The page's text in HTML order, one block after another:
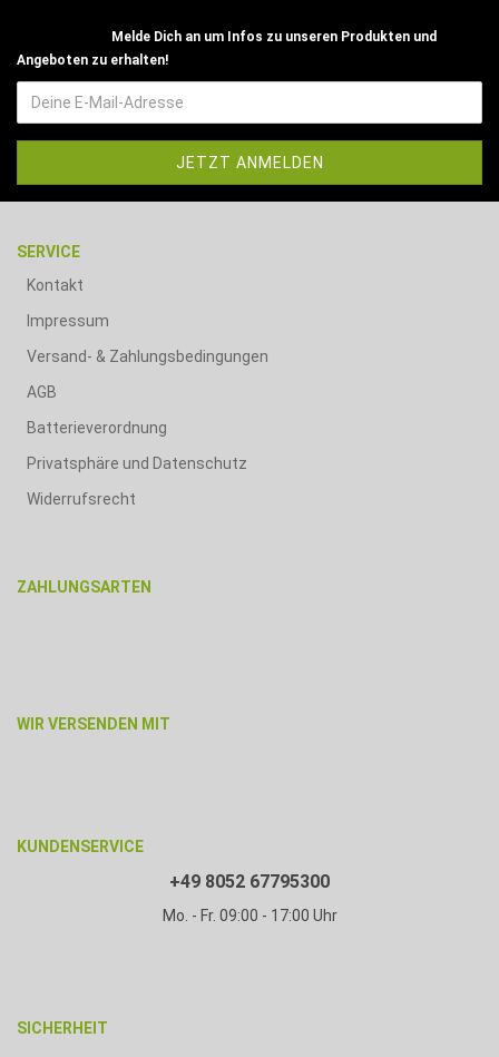
Melde Dich an um Infos zu unseren Produkten und
Angeboten zu erhalten!
SERVICE
Kontakt
Impressum
Versand- & Zahlungsbedingungen
AGB
Batterieverordnung
Privatsphäre und Datenschutz
Widerrufsrecht
ZAHLUNGSARTEN
WIR VERSENDEN MIT
KUNDENSERVICE
+49 8052 67795300
Mo. - Fr. 09:00 - 17:00 Uhr
SICHERHEIT